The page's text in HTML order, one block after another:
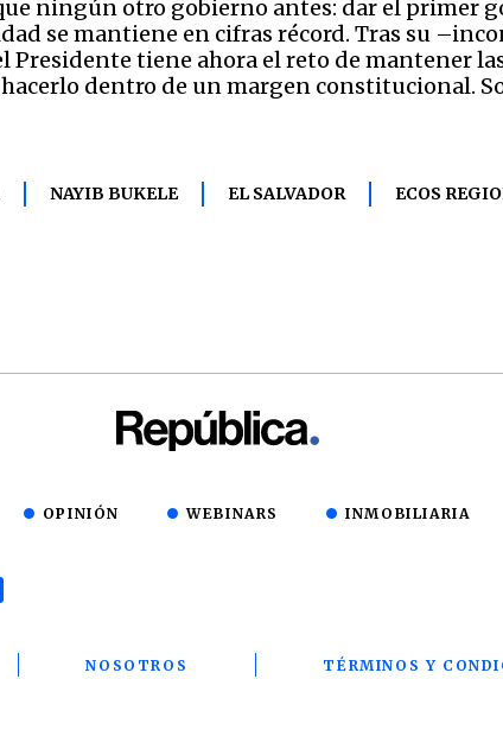
ningún otro gobierno antes: dar el primer
se mantiene en cifras récord. Tras su
Presidente tiene ahora el reto de mantener
dentro de un margen constitucional.
NAYIB BUKELE EL SALVADOR ECOS
OPINIÓN WEBINARS INMOBILIARIA
NOSOTROS TÉRMINOS Y